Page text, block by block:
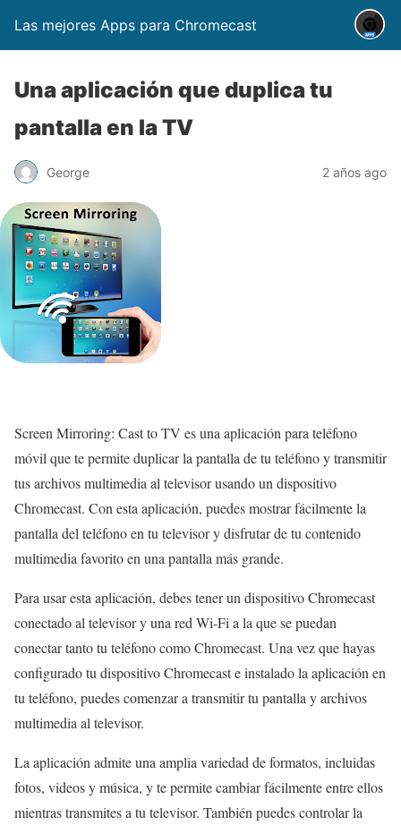
Las mejores Apps para Chromecast
Una aplicación que duplica tu
pantalla en la TV
George 2 años ago
Screen Mirroring: Cast to TV es una aplicación para teléfono
móvil que te permite duplicar la pantalla de tu teléfono y transmitir
tus archivos multimedia al televisor usando un dispositivo
Chromecast. Con esta aplicación, puedes mostrar fácilmente la
pantalla del teléfono en tu televisor y disfrutar de tu contenido
multimedia favorito en una pantalla más grande.
Para usar esta aplicación, debes tener un dispositivo Chromecast
conectado al televisor y una red Wi-Fi a la que se puedan
conectar tanto tu teléfono como Chromecast. Una vez que hayas
configurado tu dispositivo Chromecast e instalado la aplicación en
tu teléfono, puedes comenzar a transmitir tu pantalla y archivos
multimedia al televisor.
La aplicación admite una amplia variedad de formatos, incluidas
fotos, videos y música, y te permite cambiar fácilmente entre ellos
mientras transmites a tu televisor. También puedes controlar la